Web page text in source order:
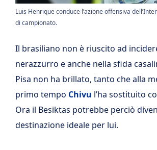
Luis Henrique conduce l’azione offensiva
di campionato.
Il brasiliano non è riuscito ad
nerazzurro e anche nella sfida
Pisa non ha brillato, tanto che alla
primo tempo Chivu l’ha sostituito
Ora il Besiktas potrebbe perciò
destinazione ideale per lui.